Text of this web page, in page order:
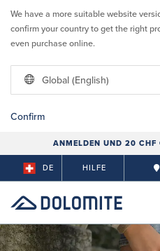
We have a more suitable website
confirm your country to get the right
even purchase online.
Global (English)
Confirm
ANMELDEN UND 20 CHF
DE HILFE